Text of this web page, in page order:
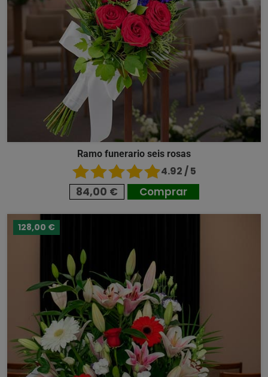
Ramo funerario seis rosas
4.92 / 5
84,00 € Comprar
128,00 €